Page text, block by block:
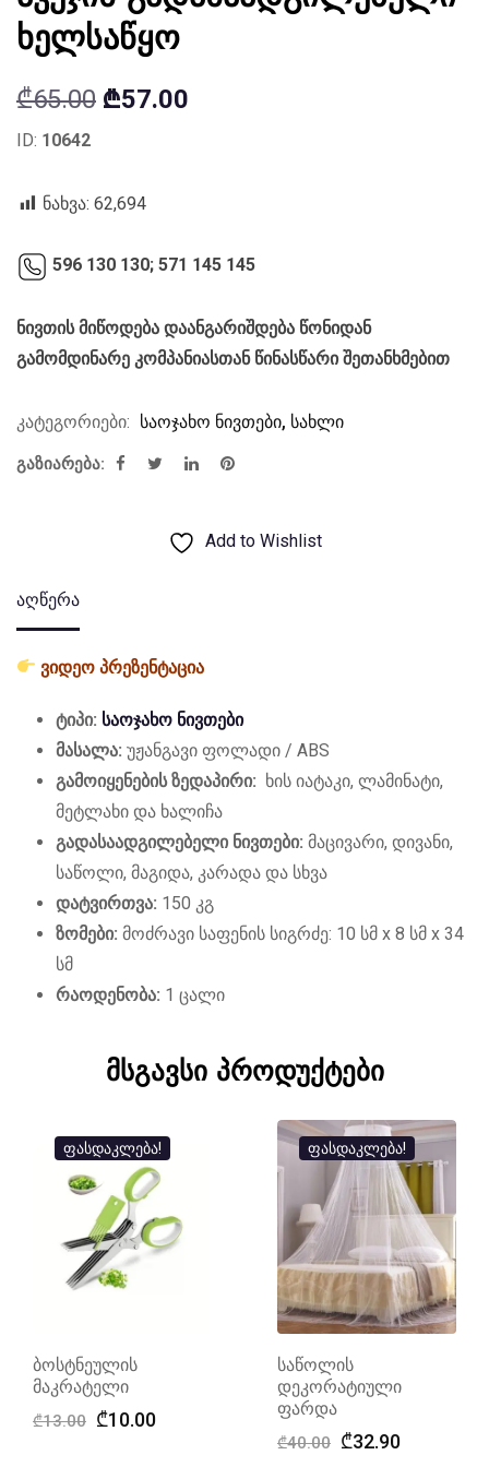
ხელსაწყო
₾65.00 Original
₾65.00.
₾57.00
ID: 10642
ნახვა: 62,694
596 130 130; 571 145 145
ნივთის მიწოდება დაანგარიშდება წონიდან
გამომდინარე კომპანიასთან წინასწარი შეთანხმებით
კატეგორიები: საოჯახო ნივთები, სახლი
გაზიარება:
Add to Wishlist
აღწერა
ვიდეო პრეზენტაცია
ტიპი: საოჯახო ნივთები
მასალა: უჟანგავი ფოლადი / ABS
გამოიყენების ზედაპირი: ხის იატაკი, ლამინატი,
მეტლახი და ხალიჩა
გადასაადგილებელი ნივთები: მაცივარი, დივანი,
საწოლი, მაგიდა, კარადა და სხვა
დატვირთვა: 150 კგ
ზომები: მოძრავი საფენის სიგრძე: 10 სმ x 8 სმ x 34
სმ
რაოდენობა: 1 ცალი
მსგავსი პროდუქტები
ფასდაკლება!
ბოსტნეულის
მაკრატელი
13.00 Original
₾ 10.00Current
ფასდაკლება!
საწოლის
დეკორატიული
ფარდა
40.00 Original
₾ 32.90Current